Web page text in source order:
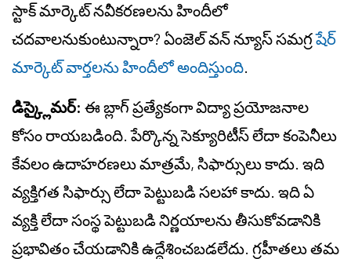
స్టాక్ మార్కెట్ నవీకరణలను హిందీలో
చదవాలనుకుంటున్నారా? ఏంజెల్ వన్ న్యూస్ సమగ్రషేర్
మార్కెట్ వార్తలను హిందీలో అందిస్తుంది.
డిస్క్లైమర్: ఈ బ్లాగ్ ప్రత్యేకంగా విద్యా ప్రయోజనాల
కోసం రాయబడింది. పేర్కొన్న సెక్యూరిటీస్ లేదా కంపెనీలు
కేవలం ఉదాహరణలు మాత్రమే, సిఫార్సులు కాదు. ఇది
వ్యక్తిగత సిఫార్సు లేదా పెట్టుబడి సలహా కాదు. ఇది ఏ
వ్యక్తి లేదా సంస్థ పెట్టుబడి నిర్ణయాలను తీసుకోవడానికి
ప్రభావితం చేయడానికి ఉద్దేశించబడలేదు. గ్రహీతలు తమ